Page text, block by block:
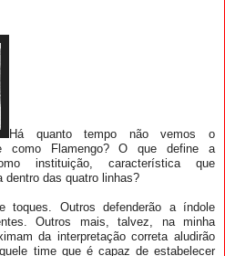
Há quanto tempo não vemos o
como Flamengo? O que define a
instituição, característica que
dentro das quatro linhas?
toques. Outros defenderão a índole
Outros mais, talvez, na minha
da interpretação correta aludirão
time que é capaz de estabelecer